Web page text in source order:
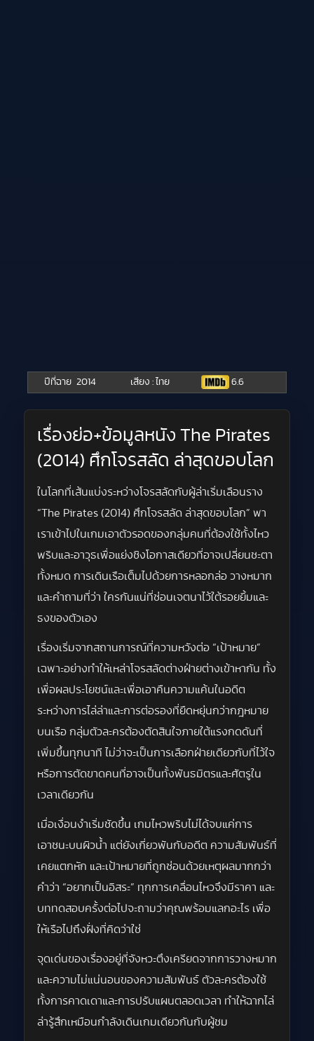
ปีที่ฉาย 2014 เสียง : ไทย 6.6
เรื่องย่อ+ข้อมูลหนัง The Pirates
(2014) ศึกโจรสลัด ล่าสุดขอบโลก
ในโลกที่เส้นแบ่งระหว่างโจรสลัดกับผู้ล่าเริ่มเลือนราง
“The Pirates (2014) ศึกโจรสลัด ล่าสุดขอบโลก” พา
เราเข้าไปในเกมเอาตัวรอดของกลุ่มคนที่ต้องใช้ทั้งไหว
พริบและอาวุธเพื่อแย่งชิงโอกาสเดียวที่อาจเปลี่ยนชะตา
ทั้งหมด การเดินเรือเต็มไปด้วยการหลอกล่อ วางหมาก
และคำถามที่ว่า ใครกันแน่ที่ซ่อนเจตนาไว้ใต้รอยยิ้มและ
ธงของตัวเอง
เรื่องเริ่มจากสถานการณ์ที่ความหวังต่อ “เป้าหมาย”
เฉพาะอย่างทำให้เหล่าโจรสลัดต่างฝ่ายต่างเข้าหากัน ทั้ง
เพื่อผลประโยชน์และเพื่อเอาคืนความแค้นในอดีต
ระหว่างการไล่ล่าและการต่อรองที่ยืดหยุ่นกว่ากฎหมาย
บนเรือ กลุ่มตัวละครต้องตัดสินใจภายใต้แรงกดดันที่
เพิ่มขึ้นทุกนาที ไม่ว่าจะเป็นการเลือกฝ่ายเดียวกับที่ไว้ใจ
หรือการตัดขาดคนที่อาจเป็นทั้งพันธมิตรและศัตรูใน
เวลาเดียวกัน
เมื่อเงื่อนงำเริ่มชัดขึ้น เกมไหวพริบไม่ได้จบแค่การ
เอาชนะบนผิวน้ำ แต่ยังเกี่ยวพันกับอดีต ความสัมพันธ์ที่
เคยแตกหัก และเป้าหมายที่ถูกซ่อนด้วยเหตุผลมากกว่า
คำว่า “อยากเป็นอิสระ” ทุกการเคลื่อนไหวจึงมีราคา และ
บททดสอบครั้งต่อไปจะถามว่าคุณพร้อมแลกอะไร เพื่อ
ให้เรือไปถึงฝั่งที่คิดว่าใช่
จุดเด่นของเรื่องอยู่ที่จังหวะตึงเครียดจากการวางหมาก
และความไม่แน่นอนของความสัมพันธ์ ตัวละครต้องใช้
ทั้งการคาดเดาและการปรับแผนตลอดเวลา ทำให้ฉากไล่
ล่ารู้สึกเหมือนกำลังเดินเกมเดียวกันกับผู้ชม